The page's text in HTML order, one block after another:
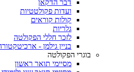
דבר הדקאן
ועדות פקולטטיות
קולות קוראים
גלריות
לזכר חללי הפקולטה
בניין גילמן -
בוגרי הפקולטה
מסיימי תואר ראשון